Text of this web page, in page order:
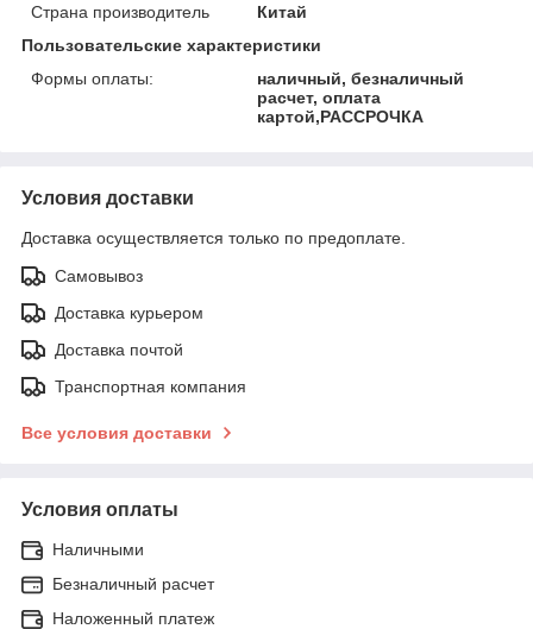
Страна производитель
Китай
Пользовательские характеристики
Формы оплаты:
наличный, безналичный
расчет, оплата
картой,РАССРОЧКА
Условия доставки
Доставка осуществляется только по предоплате.
Самовывоз
Доставка курьером
Доставка почтой
Транспортная компания
Все условия доставки
Условия оплаты
Наличными
Безналичный расчет
Наложенный платеж